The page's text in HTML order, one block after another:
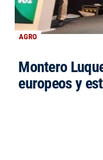
AGRO
Montero
europeos y